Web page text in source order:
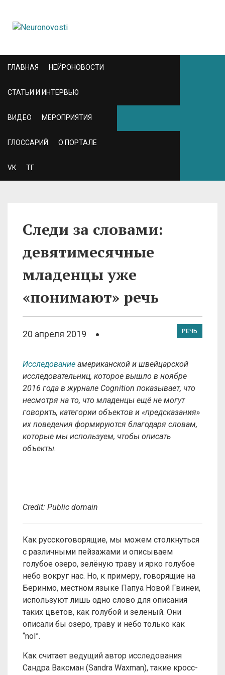
ГЛАВНАЯ НЕЙРОНОВОСТИ
СТАТЬИ И ИНТЕРВЬЮ
ВИДЕО МЕРОПРИЯТИЯ
ГЛОССАРИЙ О ПОРТАЛЕ
VK ТГ
Следи за словами:
девятимесячные
младенцы уже
«понимают» речь
20 апреля 2019 РЕЧЬ
Исследование американской и швейцарской
исследовательниц, которое вышло в ноябре
2016 года в журнале Cognition показывает, что
несмотря на то, что младенцы ещё не могут
говорить, категории объектов и «предсказания»
их поведения формируются благодаря словам,
которые мы используем, чтобы описать
объекты.
Credit: Public domain
Как русскоговорящие, мы можем столкнуться
с различными пейзажами и описываем
голубое озеро, зелёную траву и ярко голубое
небо вокруг нас. Но, к примеру, говорящие на
Беринмо, местном языке Папуа Новой Гвинеи,
используют лишь одно слово для описания
таких цветов, как голубой и зеленый. Они
описали бы озеро, траву и небо только как
“nol”.
Как считает ведущий автор исследования
Сандра Ваксман (Sandra Waxman), такие кросс-